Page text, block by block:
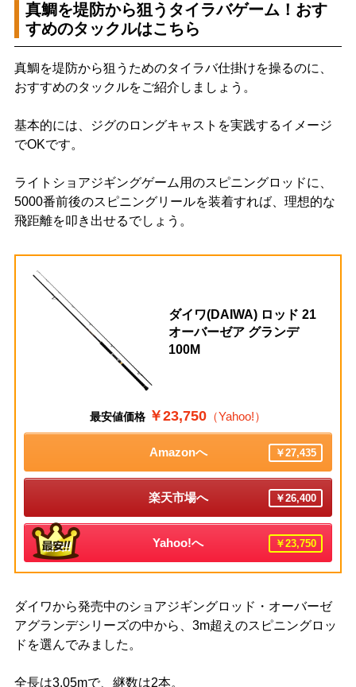
真鯛を堤防から狙うタイラバゲーム！おす
すめのタックルはこちら
真鯛を堤防から狙うためのタイラバ仕掛けを操るのに、
おすすめのタックルをご紹介しましょう。
基本的には、ジグのロングキャストを実践するイメージ
でOKです。
ライトショアジギングゲーム用のスピニングロッドに、
5000番前後のスピニングリールを装着すれば、理想的な
飛距離を叩き出せるでしょう。
ダイワ(DAIWA) ロッド 21
オーバーゼア グランデ
100M
最安値価格 ￥23,750 （Yahoo!）
Amazonへ ￥27,435
楽天市場へ ￥26,400
Yahoo!へ ￥23,750
ダイワから発売中のショアジギングロッド・オーバーゼ
アグランデシリーズの中から、3m超えのスピニングロッ
ドを選んでみました。
全長は3.05mで、継数は2本。